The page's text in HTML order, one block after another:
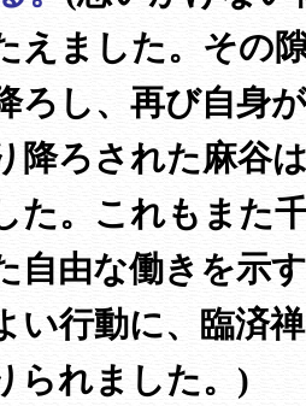
えました。その
ろし、再び自身
降ろされた麻谷
た。これもまた
自由な働きを示
い行動に、臨済
られました。)